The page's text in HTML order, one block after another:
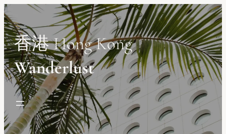
Skip
to
content
香港 Hong Kong
Wanderlust